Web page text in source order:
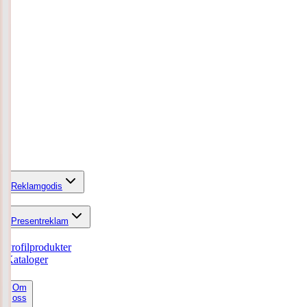
Reklamgodis
Presentreklam
Profilprodukter
Kataloger
Om
oss